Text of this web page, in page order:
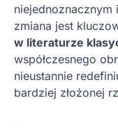
niejednoznacznym
zmiana jest
w literaturze
współczesnego
nieustannie
bardziej złożonej